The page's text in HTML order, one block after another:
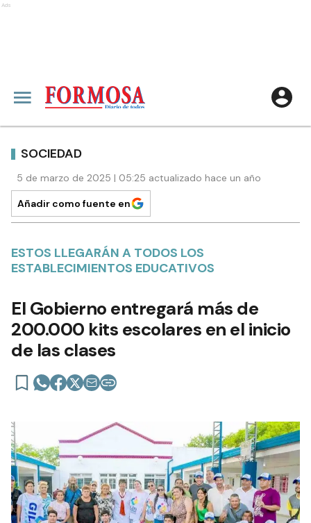
Ads
SOCIEDAD
5 de marzo de 2025 | 05:25 actualizado hace un año
Añadir como fuente en
ESTOS LLEGARÁN A TODOS LOS
ESTABLECIMIENTOS EDUCATIVOS
El Gobierno entregará más de
200.000 kits escolares en el inicio
de las clases